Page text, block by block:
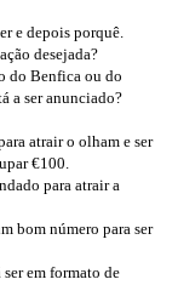
e depois porquê.
desejada?
do Benfica ou do
a ser anunciado?
atrair o olham e ser
€100.
para atrair a
bom número para ser
em formato de